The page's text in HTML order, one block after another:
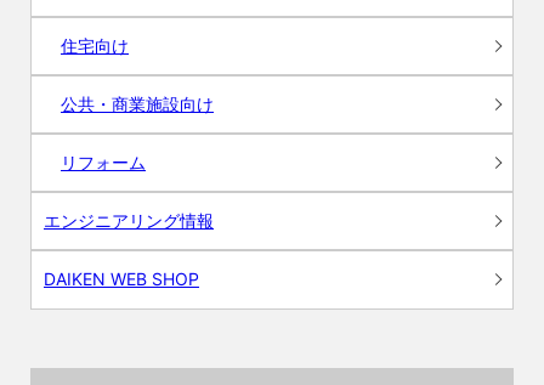
住宅向け
公共・商業施設向け
リフォーム
エンジニアリング情報
DAIKEN WEB SHOP